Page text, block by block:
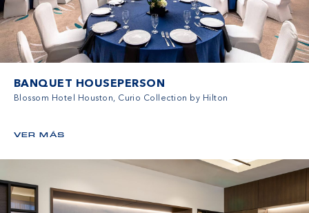
BANQUET HOUSEPERSON
Blossom Hotel Houston, Curio Collection by Hilton
VER MÁS